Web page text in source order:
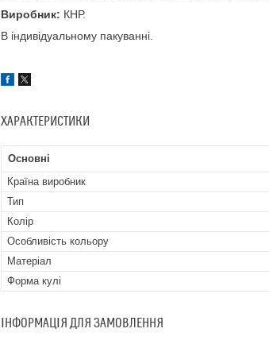
Виробник: КНР.
В індивідуальному пакуванні.
ХАРАКТЕРИСТИКИ
Основні
Країна виробник
Тип
Колір
Особливість кольору
Матеріал
Форма кулі
ІНФОРМАЦІЯ ДЛЯ ЗАМОВЛЕННЯ